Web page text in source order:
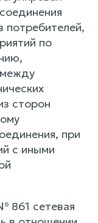
потребителей,
по
сторон
при
с иными
861 сетевая